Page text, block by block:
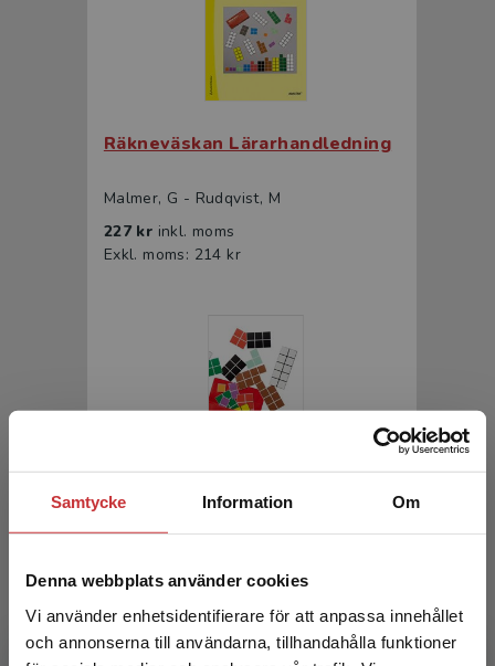
Samtycke Information Om
Denna webbplats använder cookies
Vi använder enhetsidentifierare för att anpassa innehållet
och annonserna till användarna, tillhandahålla funktioner
Räkneväskan Lärarhandledning
Malmer, G - Rudqvist, M
227 kr inkl. moms
Exkl. moms: 214 kr
Räkneväskan
90 krinkl. moms
Exkl. moms: 72 kr